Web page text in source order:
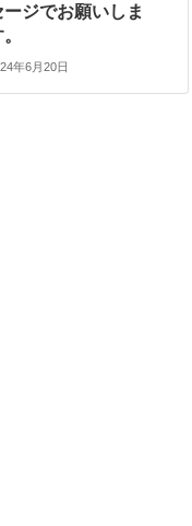
ージでお願いしま
年6月20日